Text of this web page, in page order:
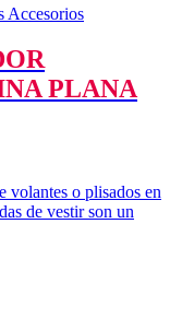
Accesorios
PLANA
volantes o plisados en
de vestir son un